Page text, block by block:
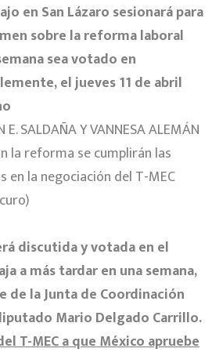
en San Lázaro sesionará para
sobre la reforma laboral
sea votado en
el jueves 11 de abril
SALDAÑA Y VANNESA ALEMÁN
la reforma se cumplirán las
en la negociación del T-MEC
discutida y votada en el
a más tardar en una semana,
de la Junta de Coordinación
Mario Delgado Carrillo.
T-MEC a que México apruebe